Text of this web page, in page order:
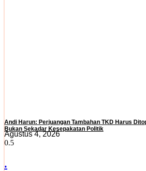
Andi Harun: Perjuangan Tambahan TKD Harus
Bukan Sekadar Kesepakatan Politik
Agustus 4, 2026
.